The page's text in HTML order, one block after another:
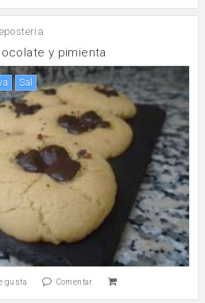
y pimienta
sal
gusta Comentar